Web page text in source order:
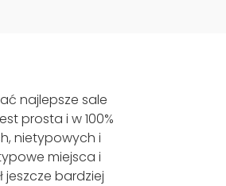
najlepsze sale
prosta i w 100%
nietypowych i
miejsca i
jeszcze bardziej